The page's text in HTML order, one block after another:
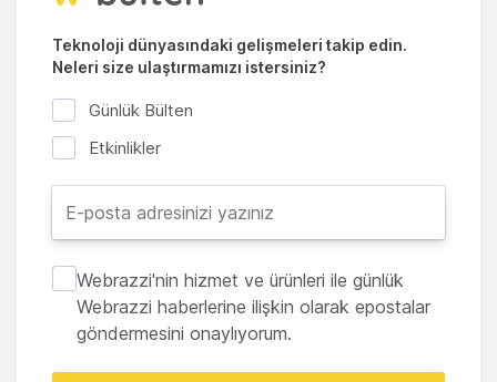
Teknoloji dünyasındaki gelişmeleri takip edin.
Neleri size ulaştırmamızı istersiniz?
Günlük Bülten
Etkinlikler
Webrazzi'nin hizmet ve ürünleri ile günlük
Webrazzi haberlerine ilişkin olarak epostalar
göndermesini onaylıyorum.